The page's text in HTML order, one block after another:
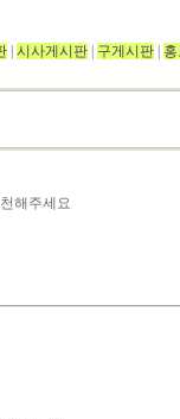
시사게시판 구게시판
해주세요